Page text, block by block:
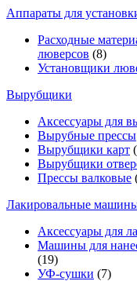
Аппараты для
Расходные
люверсов (8)
Установщики
Вырубщики
Аксессуары для
Вырубные прессы
Вырубщики карт
Вырубщики
Прессы валковые
Лакировальные
Аксессуары для
Машины для
(19)
УФ-сушки (7)